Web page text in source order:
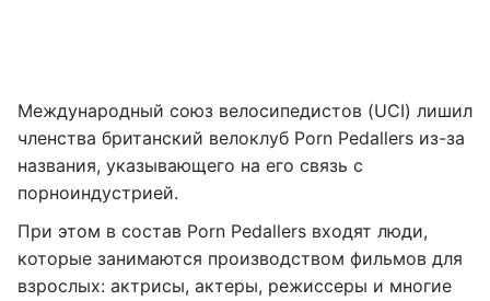
Международный союз велосипедистов (UCI) лишил
членства британский велоклуб Porn Pedallers из-за
названия, указывающего на его связь с
порноиндустрией.
При этом в состав Porn Pedallers входят люди,
которые занимаются производством фильмов для
взрослых: актрисы, актеры, режиссеры и многие